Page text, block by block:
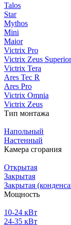
Talos
Star
Mythos
Mini
Maior
Victrix Pro
Victrix Zeus Superior
Victrix Tera
Ares Tec R
Ares Pro
Victrix Omnia
Victrix Zeus
Тип монтажа
Напольный
Настенный
Камера сгорания
Открытая
Закрытая
Закрытая
Мощность
10-24 кВт
24-35 кВт